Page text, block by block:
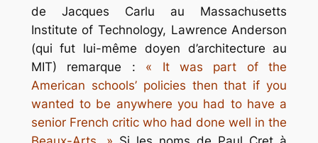
de Jacques Carlu au Massachusetts
Institute of Technology, Lawrence Anderson
(qui fut lui-même doyen d’architecture au
MIT) remarque : « It was part of the
American schools’ policies then that if you
wanted to be anywhere you had to have a
senior French critic who had done well in the